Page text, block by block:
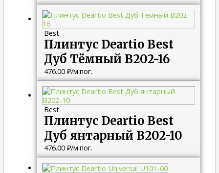
Best
Плинтус Deartio Best
Дуб Тёмный B202-16
476.00 ₽/м.пог.
Best
Плинтус Deartio Best
Дуб янтарный B202-10
476.00 ₽/м.пог.